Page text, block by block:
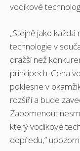
vodíkové
„Stejně jako
technologie v
dražší než
principech. Cena
poklesne v
rozšíří a bude
Zapomenout
který vodíkové
dopředu,“